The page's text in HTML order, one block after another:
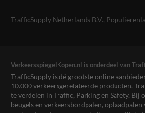
TrafficSupply Netherlands B.V.,
VerkeersspiegelKopen.nl is onderdeel van
TrafficSupply is dé grootste online
10.000 verkeersgerelateerde producten.
te verdelen in Traffic, Parking en Safety. Bij
beugels en verkeersbordpalen,